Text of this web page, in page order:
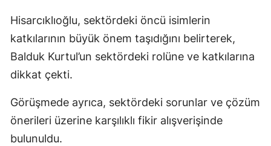
Hisarcıklıoğlu, sektördeki öncü isimlerin
katkılarının büyük önem taşıdığını belirterek,
Balduk Kurtul’un sektördeki rolüne ve katkılarına
dikkat çekti.
Görüşmede ayrıca, sektördeki sorunlar ve çözüm
önerileri üzerine karşılıklı fikir alışverişinde
bulunuldu.